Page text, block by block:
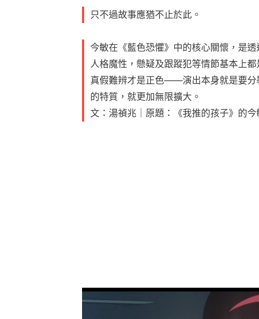
只不過故事應猶不止於此。
今敏在《藍色恐懼》中的核心關懷，是
人格魔性，懸疑及跟蹤犯等情節基本上
真假難辨才是正色——演出本身就是要分
的特質，就更加無限擴大。
文：湯禎兆｜原題：《我推的孩子》的今